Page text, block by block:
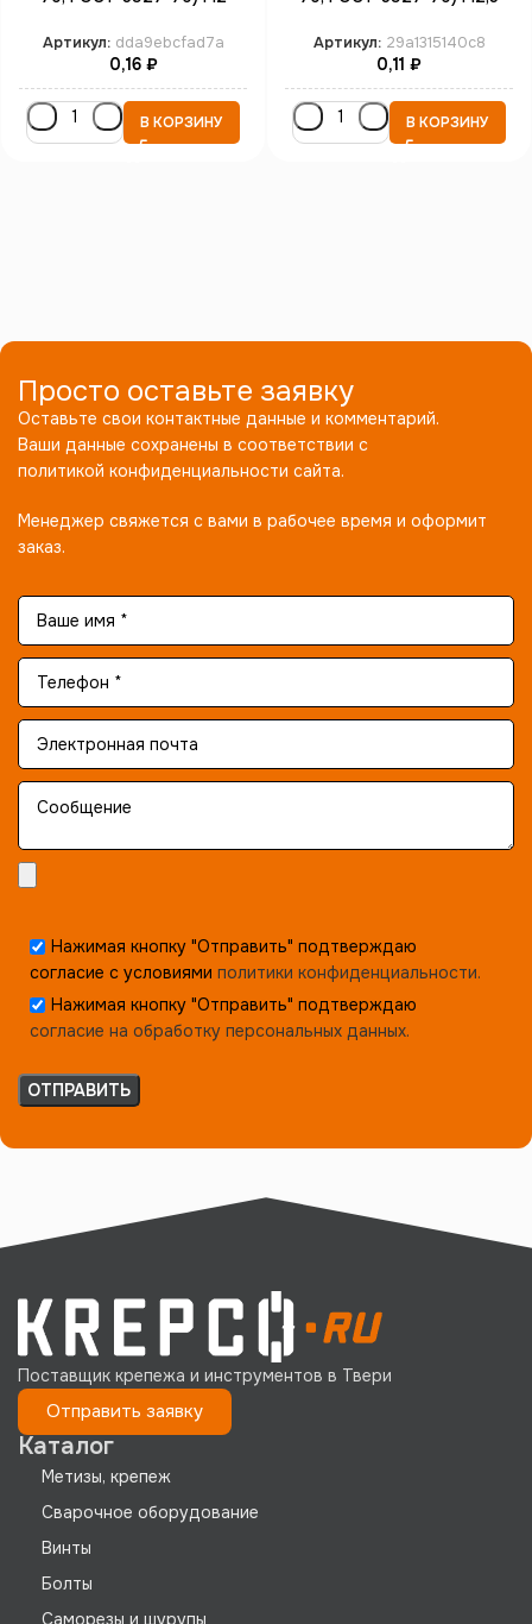
Артикул: dda9ebcfad7a
0,16 ₽
В КОРЗИНУ
Артикул: 29a1315140c8
0,11 ₽
В КОРЗИНУ
Просто оставьте заявку
Оставьте свои контактные данные и комментарий.
Ваши данные сохранены в соответствии с
политикой конфиденциальности сайта.
Менеджер свяжется с вами в рабочее время и оформит
заказ.
Нажимая кнопку "Отправить" подтверждаю
согласие с условиями политики конфиденциальности.
Нажимая кнопку "Отправить" подтверждаю
согласие на обработку персональных данных.
Поставщик крепежа и инструментов в Твери
Отправить заявку
Каталог
Метизы, крепеж
Сварочное оборудование
Винты
Болты
Саморезы и шурупы